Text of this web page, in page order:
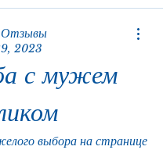
2023
с мужем
выбора на странице